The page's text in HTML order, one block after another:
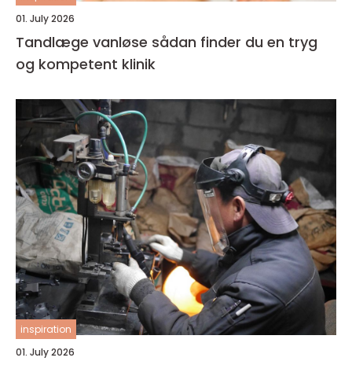
01. July 2026
Tandlæge vanløse sådan finder du en tryg
og kompetent klinik
inspiration
01. July 2026